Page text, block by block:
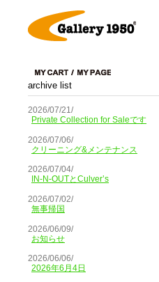
archive list
2026/07/21/
Private Collection for Saleです
2026/07/06/
クリーニング&メンテナンス
2026/07/04/
IN-N-OUTとCulver’s
2026/07/02/
無事帰国
2026/06/09/
お知らせ
2026/06/06/
2026年6月4日